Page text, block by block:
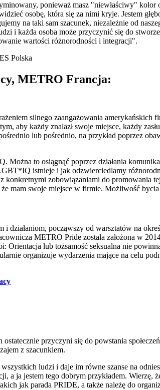
ponieważ masz "niewłaściwy"
osobę, która się za nimi kryje. Jestem
na taki sam szacunek, niezależnie od
i każda osoba może przyczynić się do
wartości różnorodności i integracji".
METRO Francja:
silnego zaangażowania amerykańskich
aby każdy znalazł swoje miejsce, każdy
lub pośrednio, na przykład poprzez
to osiągnąć poprzez działania
istnieje i jak odzwierciedlamy
konkretnymi zobowiązaniami do
mam swoje miejsce w firmie. Możliwość
działaniom, począwszy od warsztatów na
METRO Pride została założona w
lub tożsamość seksualna nie
organizuje wydarzenia mające na celu
przyczyni się do powstania
z szacunkiem.
ludzi i daje im równe szanse na
a ja jestem tego dobrym przykładem.
jak parada PRIDE, a także należę do